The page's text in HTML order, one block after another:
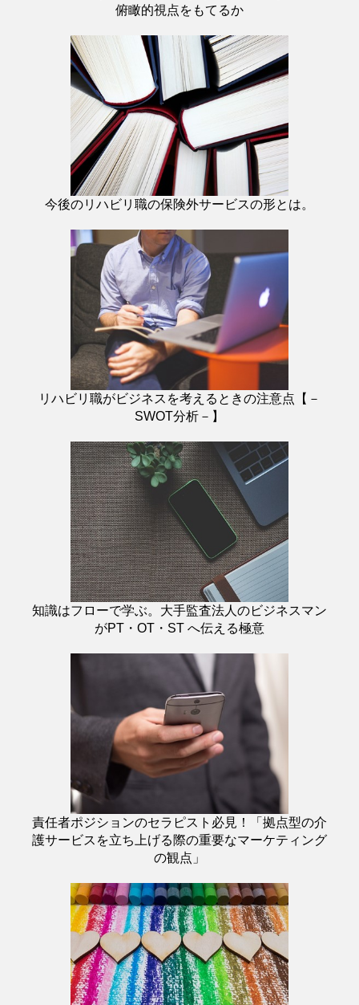
俯瞰的視点をもてるか
今後のリハビリ職の保険外サービスの形とは。
リハビリ職がビジネスを考えるときの注意点【－
SWOT分析－】
知識はフローで学ぶ。大手監査法人のビジネスマン
がPT・OT・ST へ伝える極意
責任者ポジションのセラピスト必見！「拠点型の介
護サービスを立ち上げる際の重要なマーケティング
の観点」